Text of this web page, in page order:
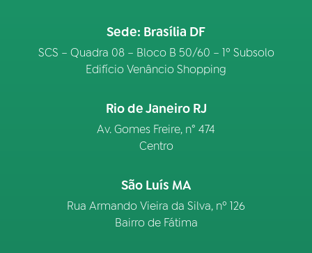
Sede: Brasília DF
SCS – Quadra 08 – Bloco B 50/60 – 1º Subsolo
Edifício Venâncio Shopping
Rio de Janeiro RJ
Av. Gomes Freire, n° 474
Centro
São Luís MA
Rua Armando Vieira da Silva, nº 126
Bairro de Fátima